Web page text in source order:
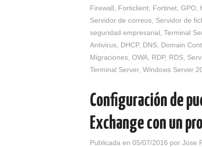
Firewall
Forticlient Fortinet GPO
Servidor de correos Servidor de
seguridad empresarial Terminal
Antivirus DHCP, DNS Domain
Migraciones OWA RDP, RDS
Terminal Server, Windows Server
Configuración de
Exchange con un
Publicada en 05/07/2016 por Jose